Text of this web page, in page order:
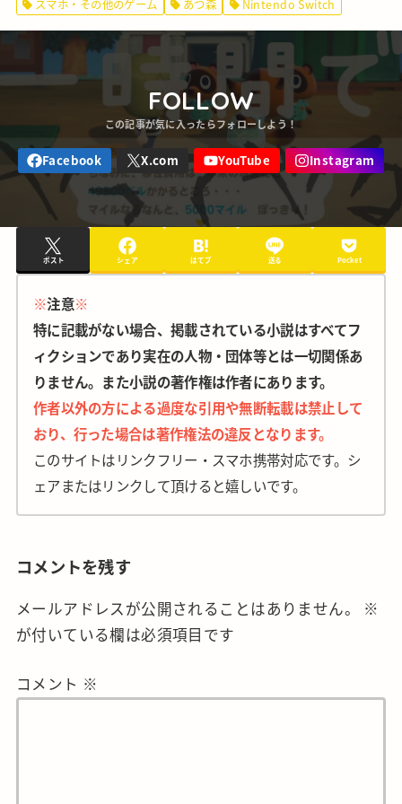
スマホ・その他のゲーム
あつ森 Nintendo Switch
FOLLOW
ポスト シェア はてブ 送る Pocket
※注意※
特に記載がない場合、掲載されている小説はすべてフ
ィクションであり実在の人物・団体等とは一切関係あ
りません。また小説の著作権は作者にあります。
作者以外の方による過度な引用や無断転載は禁止して
おり、行った場合は著作権法の違反となります。
このサイトはリンクフリー・スマホ携帯対応です。シ
ェアまたはリンクして頂けると嬉しいです。
コメントを残す
メールアドレスが公開されることはありません。
※
が付いている欄は必須項目です
コメント ※